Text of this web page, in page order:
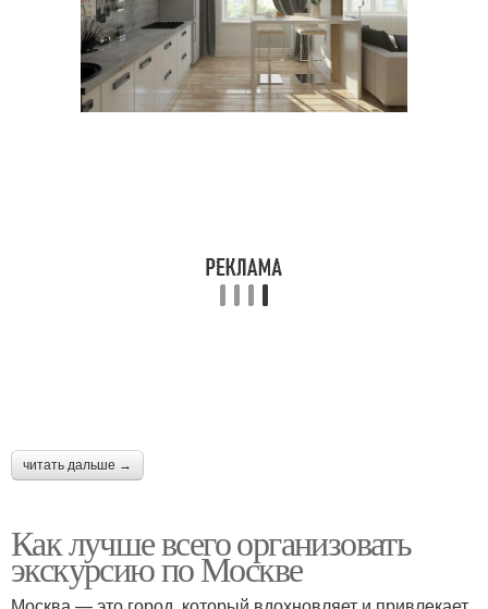
читать дальше →
Как лучше всего организовать
экскурсию по Москве